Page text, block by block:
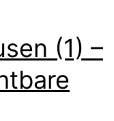
(1) –